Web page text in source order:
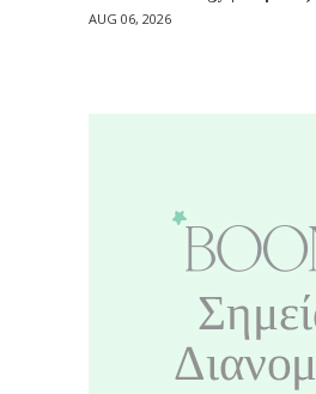
AUG 06, 2026